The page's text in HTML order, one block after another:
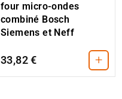
four micro-ondes
combiné Bosch
Siemens et Neff
33,82 € +